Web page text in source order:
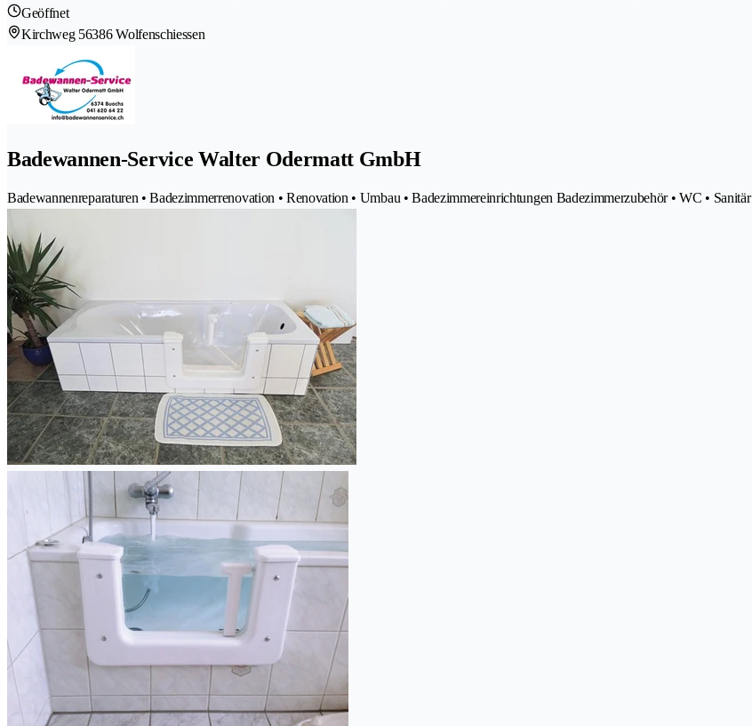
Geöffnet
Kirchweg 56386 Wolfenschiessen
Badewannen-Service Walter Odermatt GmbH
Badewannenreparaturen • Badezimmerrenovation • Renovation • Umbau • Badezimmereinrichtungen Badezimmerzubehör • WC • Sanitär